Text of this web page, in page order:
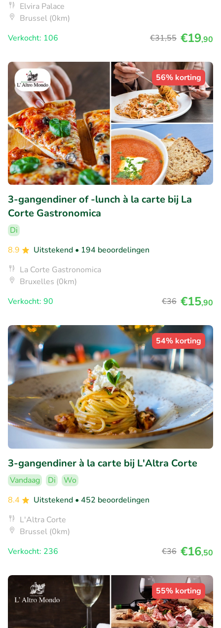
Elvira Palace
Brussel (0km)
Verkocht: 106
€31,55 €19,90
56% korting
3-gangendiner of -lunch à la carte bij La
Corte Gastronomica
Di
8.9
Uitstekend • 194 beoordelingen
La Corte Gastronomica
Bruxelles (0km)
Verkocht: 90
€36 €15,90
54% korting
3-gangendiner à la carte bij L'Altra Corte
Vandaag Di
Wo
8.4
Uitstekend • 452 beoordelingen
L'Altra Corte
Brussel (0km)
Verkocht: 236
€36 €16,50
55% korting